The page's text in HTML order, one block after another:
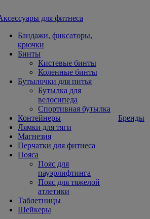
для фитнеса
Бандажи, фиксаторы,
крючки
Бинты
Кистевые бинты
Коленные бинты
Бутылочки для питья
Бутылка для
велосипеда
Спортивная бутылка
Контейнеры
Лямки для тяги
Магнезия
Перчатки для фитнеса
Пояса
Пояс для
пауэрлифтинга
Пояс для тяжелой
атлетики
Таблетницы
Шейкеры
Бренды